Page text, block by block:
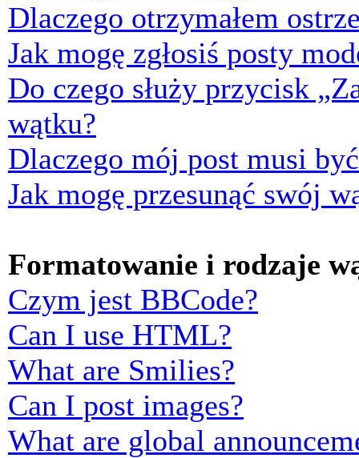
Dlaczego otrzymałem
Jak mogę zgłosiś posty
Do czego służy przycisk
wątku?
Dlaczego mój post musi
Jak mogę przesunąć swój
Formatowanie i rodzaje
Czym jest BBCode?
Can I use HTML?
What are Smilies?
Can I post images?
What are global